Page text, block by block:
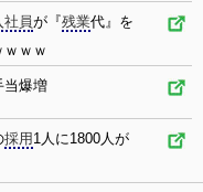
社員が『残業代』を
ｗｗ
当爆増
採用 1人に1800人が